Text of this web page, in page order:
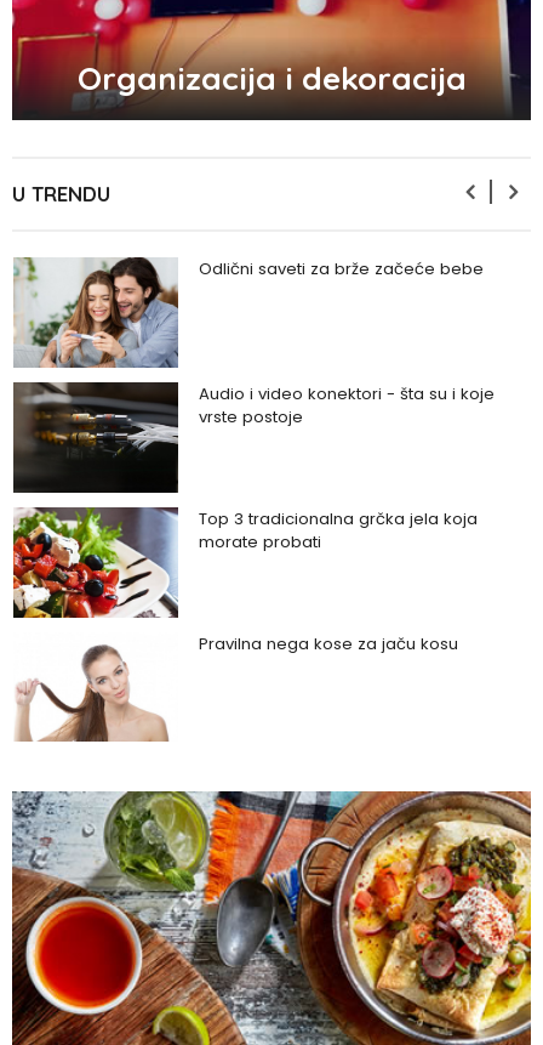
Organizacija i dekoracija
U TRENDU
5 načina kako da pobedite stres
Odlični saveti za brže začeće bebe
Audio i video konektori - šta su i koje
vrste postoje
Top 3 tradicionalna grčka jela koja
morate probati
Pravilna nega kose za jaču kosu
Šta su policistični jajnici i kako rešiti ovaj
problem?
Zašto trpimo loše veze i okolnosti koje